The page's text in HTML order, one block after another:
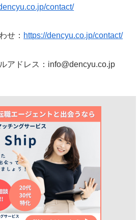
contact/
せ： https://dencyu.co.jp/contact/
アドレス：info@dencyu.co.jp